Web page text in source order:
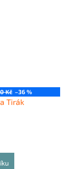
Kč –36 %
Tirák